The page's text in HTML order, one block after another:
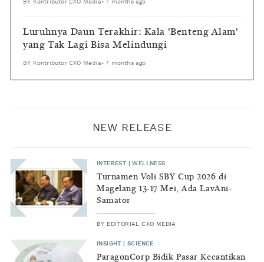
BY Kontributor CXO Media • 7 months ago
Luruhnya Daun Terakhir: Kala 'Benteng Alam'
yang Tak Lagi Bisa Melindungi
BY Kontributor CXO Media •7 months ago
NEW RELEASE
INTEREST |WELLNESS
Turnamen Voli SBY Cup 2026 di
Magelang 13-17 Mei, Ada LavAni-
Samator
BY EDITORIAL CXO MEDIA
INSIGHT |SCIENCE
ParagonCorp Bidik Pasar Kecantikan